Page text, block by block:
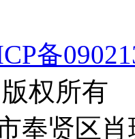
备
版权所有
奉贤区肖